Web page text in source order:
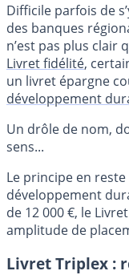
Difficile parfois de
des banques
n’est pas plus clair
Livret fidélité,
un livret épargne
développement
Un drôle de nom,
sens...
Le principe en
développement
de 12 000 €, le
amplitude de
Livret Triplex :